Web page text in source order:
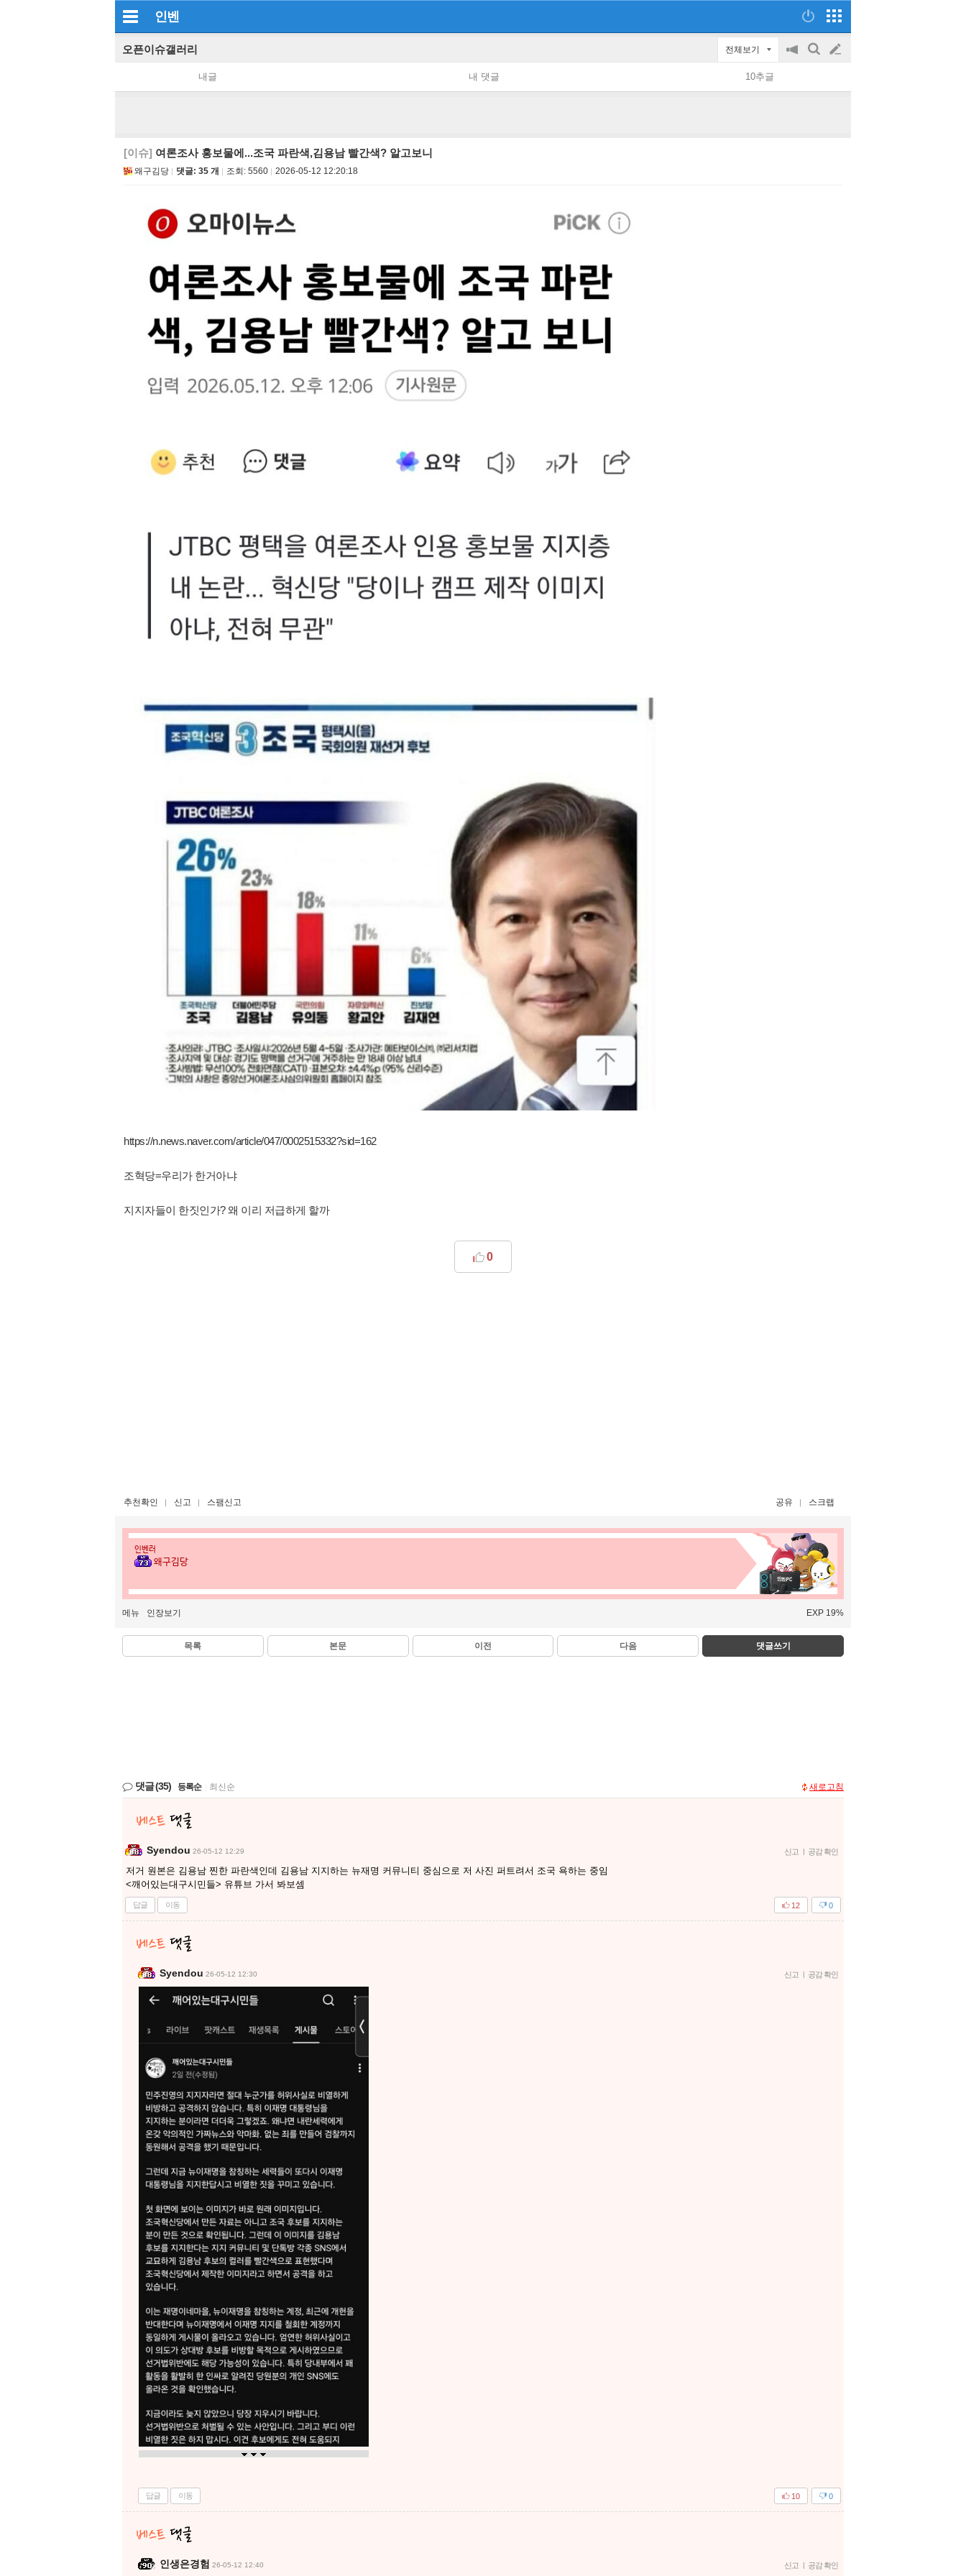
인벤
오픈이슈갤러리 전체보기
공
on/off
검
글
쓰
내글 내 댓글 10추글
[이슈] 여론조사 홍보물에...조국 파란색,김용남 빨간색? 알고보니
왜구김당 댓글: 35 개 조회: 5560 2026-05-12 12:20:18
https://n.news.naver.com/article/047/0002515332?sid=162
조혁당=우리가 한거아냐
지지자들이 한짓인가? 왜 이리 저급하게 할까
0
추천확인 신고 스팸신고 공유 스크랩
인벤러
왜구김당
메뉴 인장보기 EXP 19%
목록 본문 이전 다음 댓글쓰기
댓글(35) 등록순 최신순 새로고침
Syendou 26-05-12 12:29 신고 공감 확인
저거 원본은 김용남 찐한 파란색인데 김용남 지지하는 뉴재명 커뮤니티 중심으로 저 사진 퍼트려서 조국 욕하는 중임
<깨어있는대구시민들> 유튜브 가서 봐보셈
답글 이동 0
12
Syendou 26-05-12 12:30 신고 공감 확인
답글 이동 0
10
인생은경험 26-05-12 12:40 신고 공감 확인